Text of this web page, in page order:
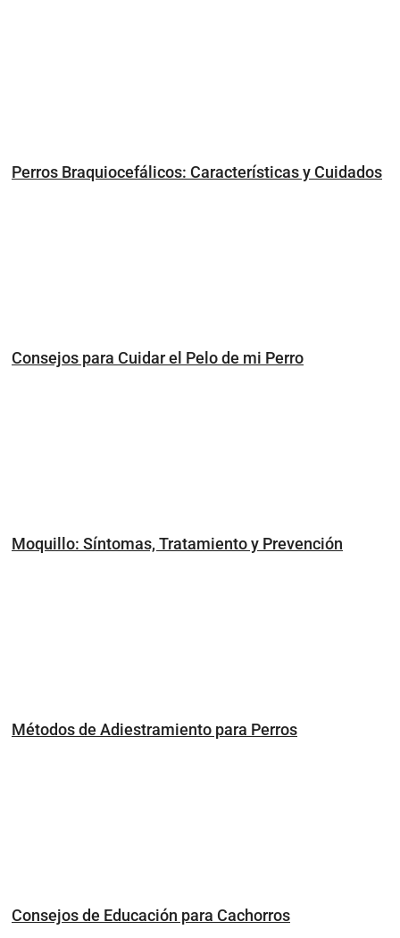
Perros Braquiocefálicos: Características y Cuidados
Consejos para Cuidar el Pelo de mi Perro
Moquillo: Síntomas, Tratamiento y Prevención
Métodos de Adiestramiento para Perros
Consejos de Educación para Cachorros